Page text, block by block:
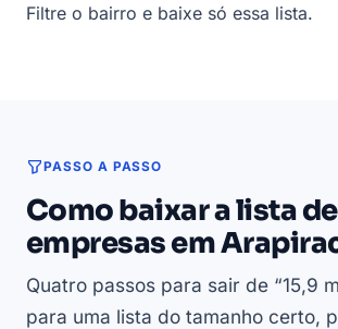
Filtre o bairro e baixe só essa lista.
PASSO A PASSO
Como baixar a lista de
empresas em
Quatro passos para sair de “15,9
para uma lista do tamanho certo,